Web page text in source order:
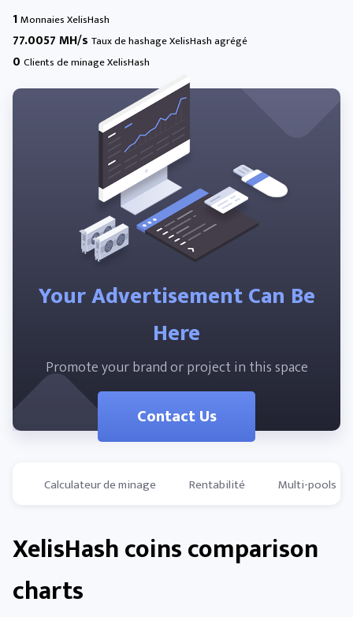
1Monnaies XelisHash
77.0057 MH/s Taux de hashage XelisHash agrégé
0 Clients de minage XelisHash
Your Advertisement Can Be
Here
Promote your brand or project in this space
Contact Us
Calculateur de minage Rentabilité Multi-pools
XelisHash coins comparison
charts